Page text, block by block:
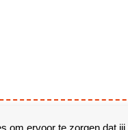
om ervoor te zorgen dat
|Website door Yooker